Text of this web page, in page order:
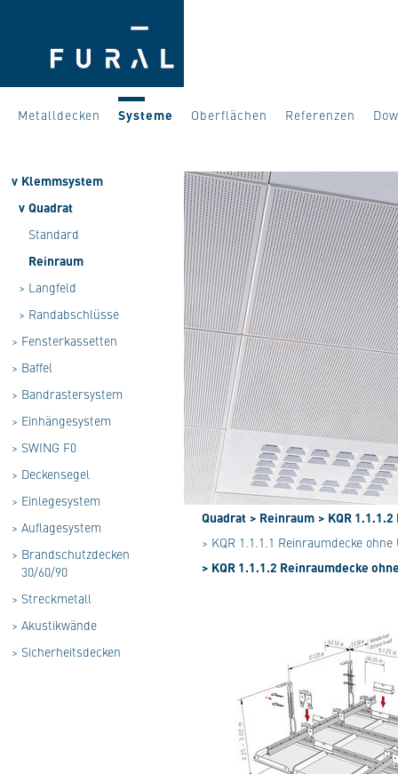
Metalldecken Systeme Oberflächen Referenzen
v Klemmsystem
v Quadrat
Standard
Reinraum
> Langfeld
> Randabschlüsse
> Fensterkassetten
> Baffel
> Bandrastersystem
> Einhängesystem
> SWING F0
> Deckensegel
> Einlegesystem
> Auflagesystem
> Brandschutzdecken
30/60/90
> Streckmetall
> Akustikwände
> Sicherheitsdecken
Quadrat > Reinraum > KQR
> KQR 1.1.1.1 Reinraumdecke
> KQR 1.1.1.2 Reinraumdecke